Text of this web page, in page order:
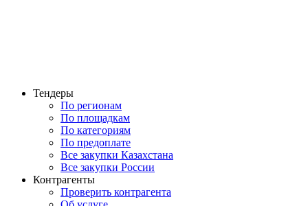
Тендеры
По регионам
По площадкам
По категориям
По предоплате
Все закупки Казахстана
Все закупки России
Контрагенты
Проверить контрагента